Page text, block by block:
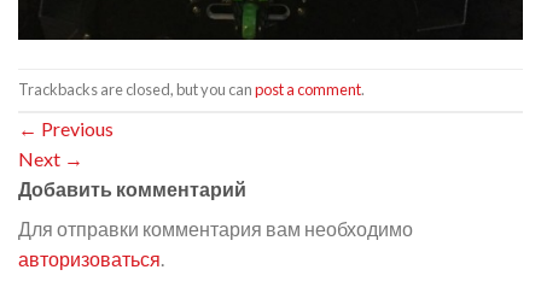
Trackbacks are closed, but you canpost a comment.
← Previous
Next →
Добавить комментарий
Для отправки комментария вам необходимо
авторизоваться.